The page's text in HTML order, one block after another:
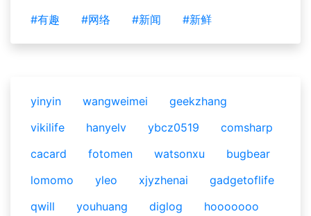
#有趣
#网络 #新闻 #新鲜
yinyin wangweimei
geekzhang
vikilife
hanyelv ybcz0519
comsharp
cacard
fotomen watsonxu
bugbear
lomomo
yleo xjyzhenai
gadgetoflife
qwill
youhuang diglog
hooooooo